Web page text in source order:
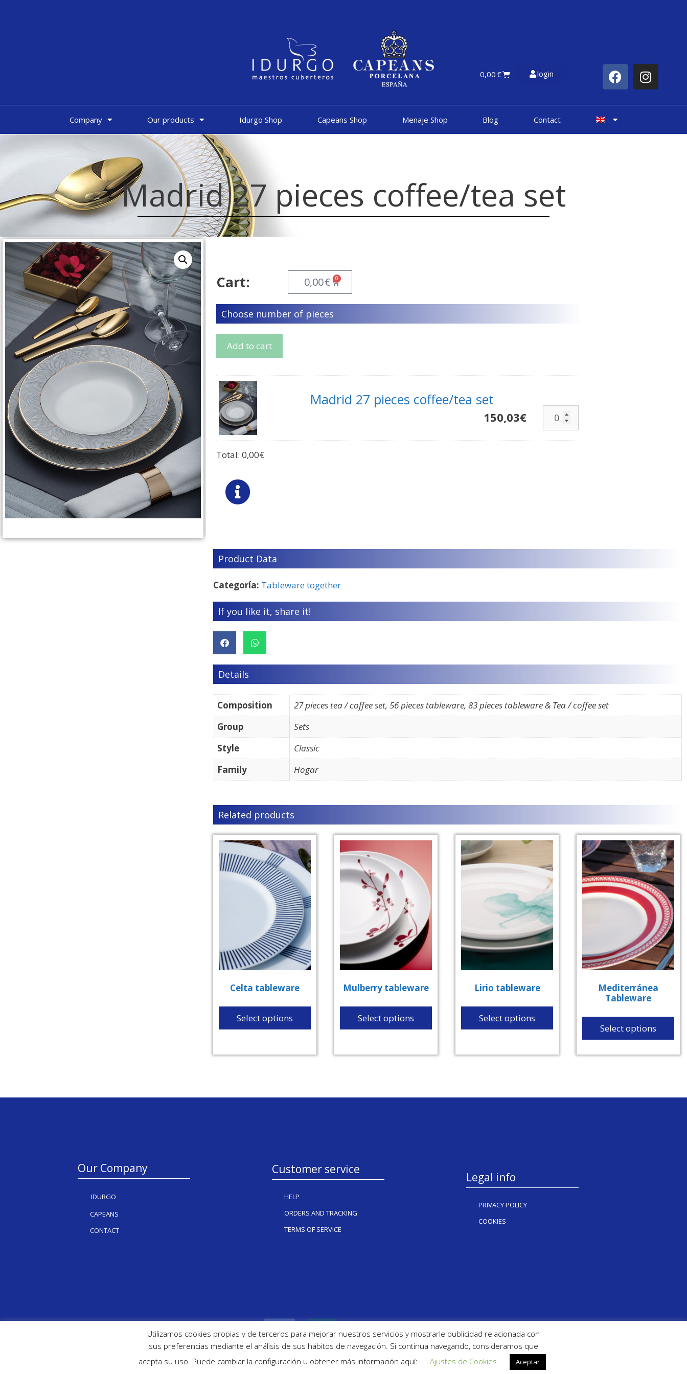
0,00€ login
Company Our products Idurgo Shop Capeans Shop Menaje Shop Blog Contact
Madrid 27 pieces coffee/tea set
Cart: 0,00€ 0
Choose number of pieces
Add to cart
Madrid 27 pieces coffee/tea set
150,03€
Total:0,00€
Product Data
Categoría: Tableware together
If you like it, share it!
Details
Composition
27 pieces tea / coffee set, 56 pieces tableware, 83 pieces tableware & Tea / coffee set
Group
Sets
Style
Classic
Family
Hogar
Related products
Celta tableware
Select options
Mulberry tableware
Select options
Lirio tableware
Select options
Mediterránea
Tableware
Select options
Our Company
IDURGO
CAPEANS
CONTACT
Customer service
HELP
ORDERS AND TRACKING
TERMS OF SERVICE
Legal info
PRIVACY POLICY
COOKIES
Copyright Inkug 2024
Utilizamos cookies propias y de terceros para mejorar nuestros servicios y mostrarle publicidad relacionada con
sus preferencias mediante el análisis de sus hábitos de navegación. Si continua navegando, consideramos que
acepta su uso. Puede cambiar la configuración u obtener más información aquí:
Ajustes de Cookies Aceptar